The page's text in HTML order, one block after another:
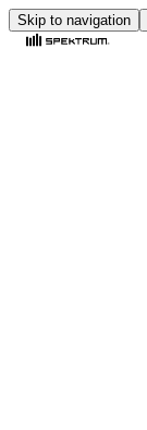
Skip to navigation